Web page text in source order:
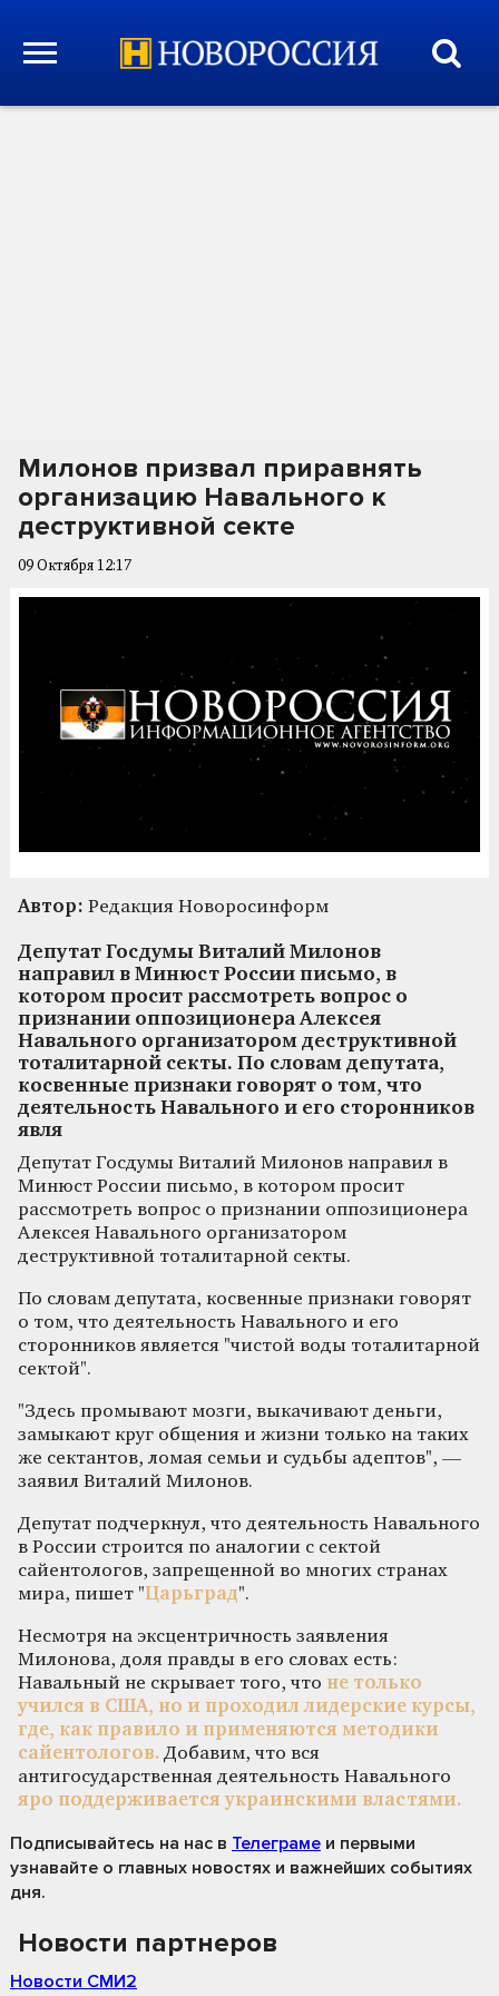
Милонов призвал приравнять
организацию Навального к
деструктивной секте
09 Октября 12:17
Автор: Редакция Новоросинформ
Депутат Госдумы Виталий Милонов
направил в Минюст России письмо, в
котором просит рассмотреть вопрос о
признании оппозиционера Алексея
Навального организатором деструктивной
тоталитарной секты. По словам депутата,
косвенные признаки говорят о том, что
деятельность Навального и его сторонников
явля
Депутат Госдумы Виталий Милонов направил в
Минюст России письмо, в котором просит
рассмотреть вопрос о признании оппозиционера
Алексея Навального организатором
деструктивной тоталитарной секты.
По словам депутата, косвенные признаки говорят
о том, что деятельность Навального и его
сторонников является "чистой воды тоталитарной
сектой".
"Здесь промывают мозги, выкачивают деньги,
замыкают круг общения и жизни только на таких
же сектантов, ломая семьи и судьбы адептов", —
заявил Виталий Милонов.
Депутат подчеркнул, что деятельность Навального
в России строится по аналогии с сектой
сайентологов, запрещенной во многих странах
мира, пишет "Царьград".
Несмотря на эксцентричность заявления
Милонова, доля правды в его словах есть:
Навальный не скрывает того, что не только
учился в США, но и проходил лидерские курсы,
где, как правило и применяются методики
сайентологов. Добавим, что вся
антигосударственная деятельность Навального
яро поддерживается украинскими властями.
Подписывайтесь на нас в Телеграме и первыми
узнавайте о главных новостях и важнейших событиях
дня.
Новости партнеров
Новости СМИ2